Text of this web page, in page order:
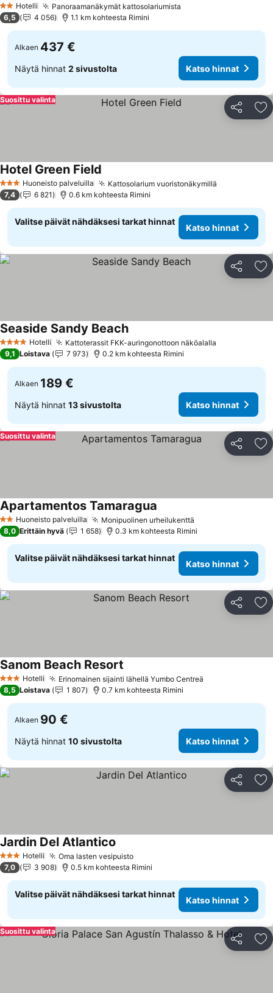
2 Tähtiluokitus
Hotelli
Panoraamanäkymät kattosolariumista
6,5
4 056 1.1 km kohteesta Rimini
Alkaen 437 €
Näytä hinnat 2 sivustolta Katso hinnat
Jaa
Suosittu valinta
3 Tähtiluokitus
Huoneisto palveluilla Kattosolarium vuoristonäkymillä
Hotel Green Field
7,4 6 821 0.6 km kohteesta Rimini
Valitse päivät nähdäksesi tarkat hinnat
Katso hinnat
Jaa
4 Tähtiluokitus
Hotelli Kattoterassit FKK-auringonottoon näköalalla
Seaside Sandy Beach
9,1 Loistava 7 973 0.2 km kohteesta Rimini
Alkaen 189 €
Näytä hinnat 13 sivustolta Katso hinnat
Jaa
Suosittu valinta
2 Tähtiluokitus
Huoneisto palveluilla Monipuolinen urheilukenttä
Apartamentos Tamaragua
8,0 Erittäin hyvä 1 658 0.3 km kohteesta Rimini
Valitse päivät nähdäksesi tarkat hinnat
Katso hinnat
Jaa
3 Tähtiluokitus
Hotelli Erinomainen sijainti lähellä Yumbo Centreä
Sanom Beach Resort
8,5 Loistava 1 807 0.7 km kohteesta Rimini
Alkaen 90 €
Näytä hinnat 10 sivustolta Katso hinnat
Jaa
3 Tähtiluokitus
Hotelli Oma lasten vesipuisto
Jardin Del Atlantico
7,0 3 908 0.5 km kohteesta Rimini
Valitse päivät nähdäksesi tarkat hinnat
Katso hinnat
Jaa
Suosittu valinta